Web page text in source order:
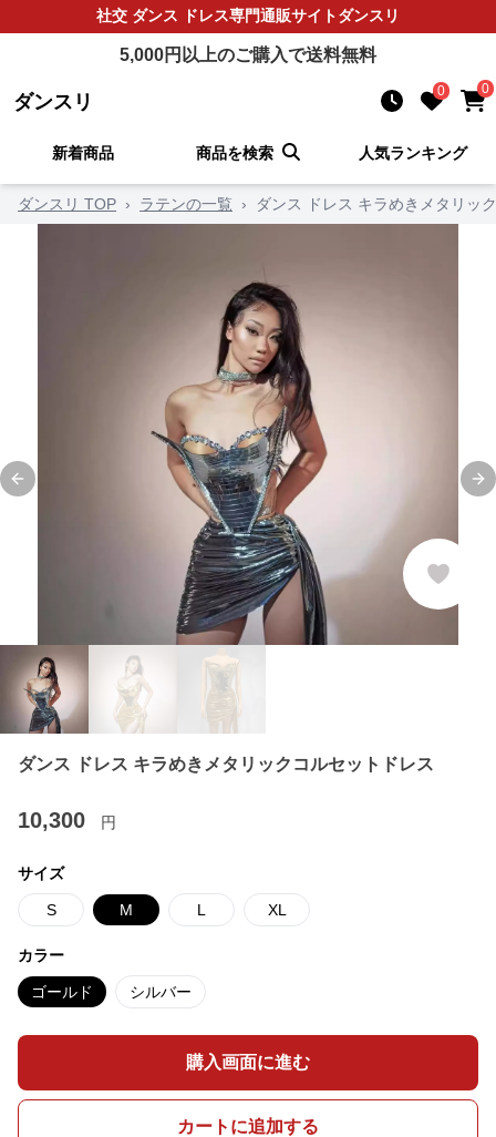
社交 ダンス ドレス専門通販サイトダンスリ
5,000円以上のご購入で送料無料
ダンスリ 0 0
新着商品 商品を検索 人気ランキング
ダンスリ TOP › ラテンの一覧 › ダンス ドレス キラめきメタリッ
Previous slide
ダンス ドレス キラめきメタリックコルセットドレス
10,300 円
サイズ
S M L XL
カラー
ゴールド シルバー
購入画面に進む
カートに追加する